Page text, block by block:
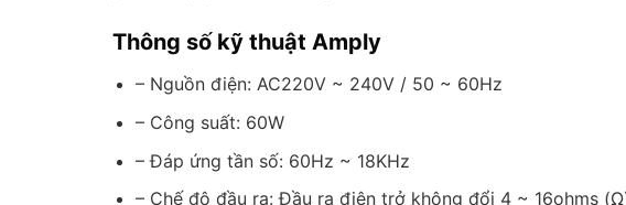
Thông số kỹ thuật Amply
– Nguồn điện: AC220V ~ 240V / 50 ~ 60Hz
– Công suất: 60W
– Đáp ứng tần số: 60Hz ~ 18KHz
– Chế độ đầu ra: Đầu ra điện trở không đổi 4 ~ 16ohms